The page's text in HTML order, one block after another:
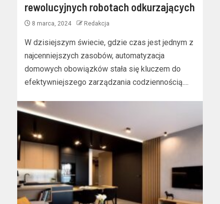
rewolucyjnych robotach odkurzających
8 marca, 2024 Redakcja
W dzisiejszym świecie, gdzie czas jest jednym z
najcenniejszych zasobów, automatyzacja
domowych obowiązków stała się kluczem do
efektywniejszego zarządzania codziennością....